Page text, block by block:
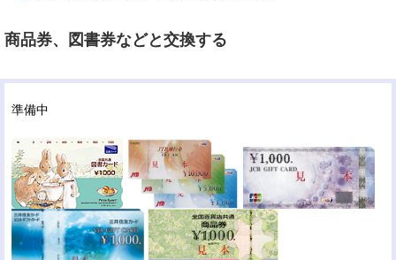
商品券、図書券などと交換する
準備中